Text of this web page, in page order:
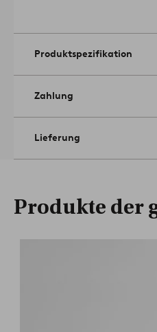
Produktspezifikation
Zahlung
Lieferung
Produkte der